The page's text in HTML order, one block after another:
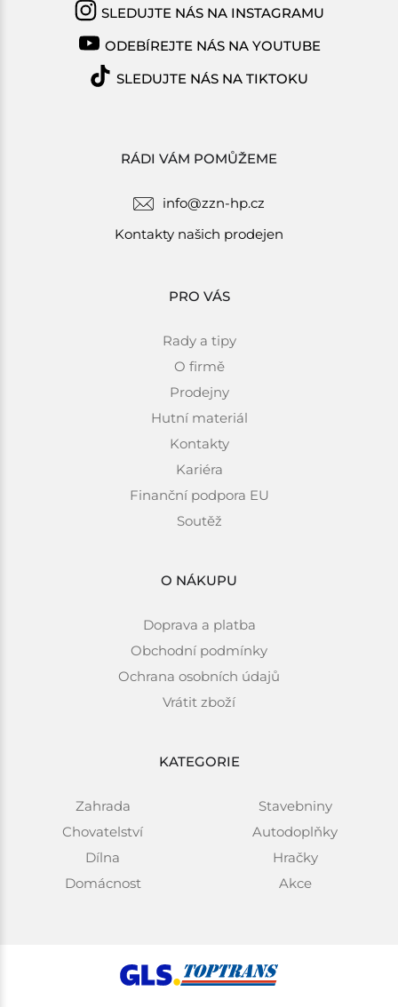
RÁDI VÁM POMŮŽEME
info@zzn-hp.cz
Kontakty našich prodejen
PRO VÁS
Rady a tipy
O firmě
Prodejny
Hutní materiál
Kontakty
Kariéra
Finanční podpora EU
Soutěž
O NÁKUPU
Doprava a platba
Obchodní podmínky
Ochrana osobních údajů
Vrátit zboží
KATEGORIE
Zahrada
Chovatelství
Dílna
Domácnost
Stavebniny
Autodoplňky
Hračky
Akce
SLEDUJTE NÁS NA INSTAGRAMU
ODEBÍREJTE NÁS NA YOUTUBE
SLEDUJTE NÁS NA TIKTOKU